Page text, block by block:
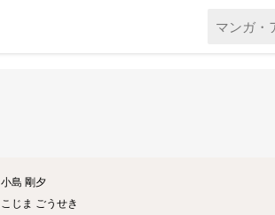
小島 剛夕
こじま ごうせき